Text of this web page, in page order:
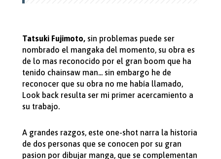
Tatsuki Fujimoto, sin problemas puede ser
nombrado el mangaka del momento, su obra es
de lo mas reconocido por el gran boom que ha
tenido chainsaw man... sin embargo he de
reconocer que su obra no me había llamado,
Look back resulta ser mi primer acercamiento a
su trabajo.
A grandes razgos, este one-shot narra la historia
de dos personas que se conocen por su gran
pasion por dibujar manga, que se complementan